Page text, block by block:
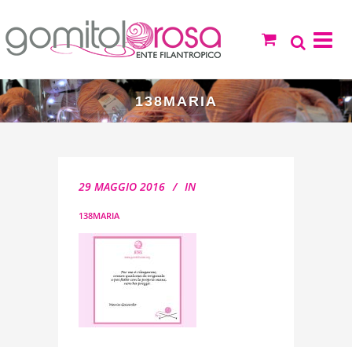
138MARIA
29 MAGGIO 2016 IN
138MARIA